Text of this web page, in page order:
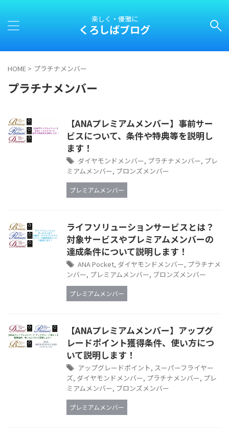
楽しく・優雅に
くろしばブログ
HOME > プラチナメンバー
プラチナメンバー
【ANAプレミアムメンバー】事前サー
ビスについて、条件や特典等を説明し
ます！
ダイヤモンドメンバー, プラチナメンバー, プレ
ミアムメンバー, ブロンズメンバー
プレミアムメンバー
ライフソリューションサービスとは？
対象サービスやプレミアムメンバーの
達成条件について説明します！
ANA Pocket, ダイヤモンドメンバー, プラチナメ
ンバー, プレミアムメンバー, ブロンズメンバー
プレミアムメンバー
【ANAプレミアムメンバー】アップグ
レードポイント獲得条件、使い方につ
いて説明します！
アップグレードポイント, スーパーフライヤー
ズ, ダイヤモンドメンバー, プラチナメンバー, プレ
ミアムメンバー, ブロンズメンバー
プレミアムメンバー